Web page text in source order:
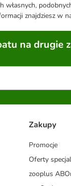
znajdziesz w
na drugie
Zakupy
Promocje
Oferty
zooplus